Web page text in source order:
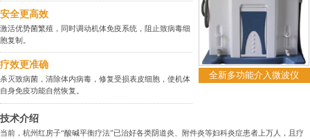
安全更高效
激活优势菌繁殖，同时调动机体免疫系统，阻止致病毒细
胞复制。
疗效更准确
杀灭致病菌，清除体内病毒，修复受损表皮细胞，使机体
自身免疫功能自然恢复。
全新多功能介入微波仪
技术介绍
当前，杭州红房子“酸碱平衡疗法”已治好各类阴道炎、附件炎等妇科炎症患者上万人，且疗